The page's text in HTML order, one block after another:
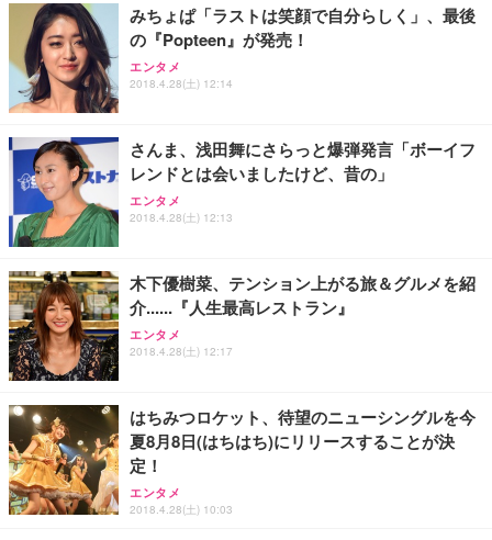
務用 おしゃれ パソコンチェア (ホワイト)
ANDWINT オフィスチェア デスクチェア 肘なし メ
ッシュ 通気性 ランバーサポート付き 腰サポート ガ
ス圧無段階昇降 360度回転 キャスター付き コンパク
【MiniLED/24.5inch/280Hz/FHD】GRAPHT THE S
HOOTER Gaming Monitor 24” Essential ゲーミン
グモニター QD 24.5インチ 1ms FHD 量子ドット 残
アイリスオーヤマ ペットシーツ 超厚型 お徳用 レギ
ュラー 200枚入【Amazon.co.jp限定】
みちょぱ「ラストは笑顔で自分らしく」、最後
の『Popteen』が発売！
エンタメ
2018.4.28(土) 12:14
さんま、浅田舞にさらっと爆弾発言「ボーイフ
レンドとは会いましたけど、昔の」
エンタメ
2018.4.28(土) 12:13
木下優樹菜、テンション上がる旅＆グルメを紹
介......『人生最高レストラン』
エンタメ
2018.4.28(土) 12:17
はちみつロケット、待望のニューシングルを今
夏8月8日(はちはち)にリリースすることが決
定！
エンタメ
2018.4.28(土) 10:03